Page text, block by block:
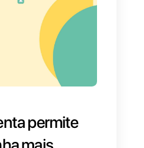
Isto acontece
não é
que comunica à
não mostra